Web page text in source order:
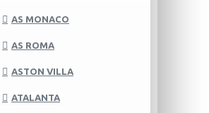
AS MONACO
AS ROMA
ASTON VILLA
ATALANTA